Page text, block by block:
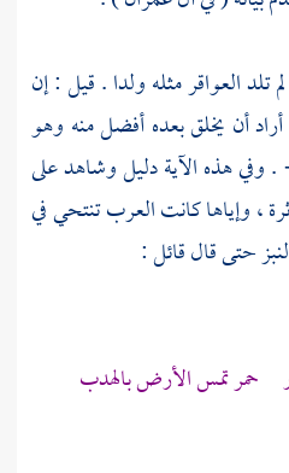
تلد العواقر مثله ولدا . قيل : إن
أراد أن يخلق بعده أفضل منه وهو
وفي هذه الآية دليل وشاهد على
، وإياها كانت العرب تنتحي في
حتى قال قائل :
حمر تمس الأرض بالهدب